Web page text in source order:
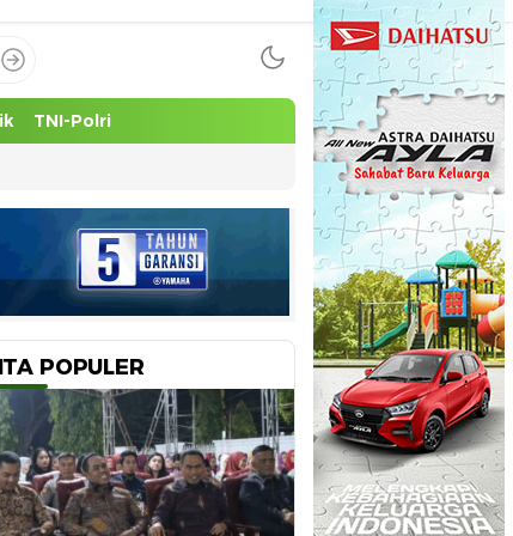
TNI-Polri
POPULER